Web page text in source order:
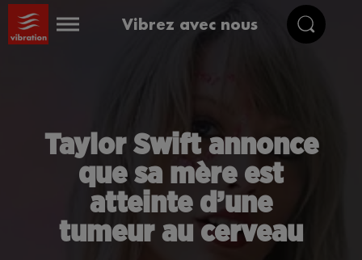
Vibrez avec nous
Taylor Swift annonce
que sa mère est
atteinte d’une
tumeur au cerveau